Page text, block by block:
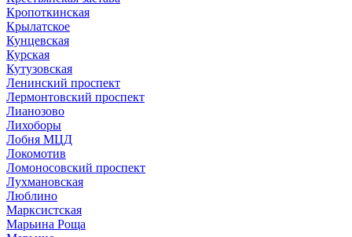
Кропоткинская
Крылатское
Кунцевская
Курская
Кутузовская
Ленинский проспект
Лермонтовский проспект
Лианозово
Лихоборы
Лобня МЦД
Локомотив
Ломоносовский проспект
Лухмановская
Люблино
Марксистская
Марьина Роща